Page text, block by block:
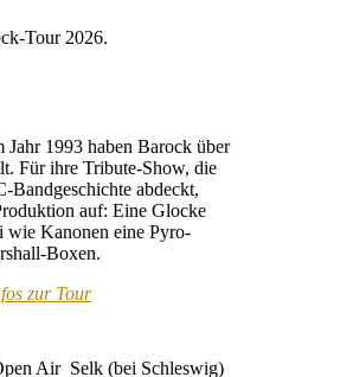
Jahr 1993 haben Barock über
Für ihre Tribute-Show, die
Bandgeschichte abdeckt,
auf: Eine Glocke
wie Kanonen eine Pyro-
Boxen.
zur Tour
Air Selk (bei Schleswig)